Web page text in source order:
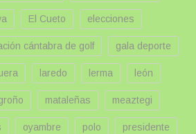
El Cueto elecciones
cántabra de golf gala deporte
laredo lerma león
mataleñas meaztegi
oyambre polo presidente